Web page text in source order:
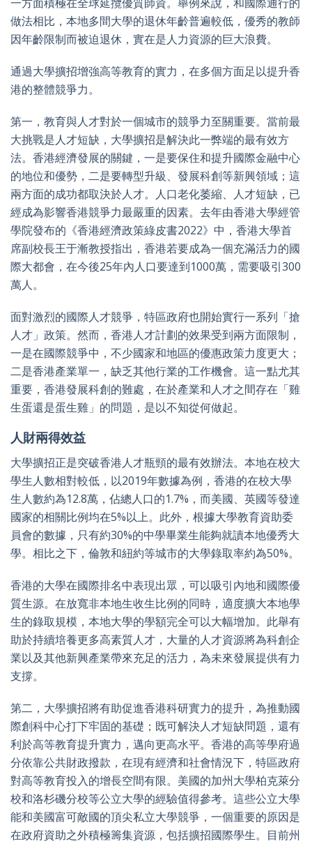
做法相比，本地多間大學的退休年齡普遍較低，優秀的教師
因年齡限制而被迫退休，實在是人力資源的巨大浪費。
通過大學擴招增強高等教育的實力，在多個方面足以提升香
港的整體競爭力。
第一，教育與人才對於一個城市的競爭力至關重要。當前最
大挑戰是人才短缺，大學擴招是解決此一弊端的最有效方
法。香港經濟發展的關鍵，一是要保住和提升國際金融中心
的地位和優勢，二是要轉型升級、發展科創等新興領域；這
兩方面的成功都取決於人才。人口老化萎縮、人才短缺，已
經成為影響香港競爭力最嚴重的因素。去年由香港大學經管
學院發布的《香港經濟政策綠皮書2022》中，香港大學首
席副校長王于漸教授指出，香港若要成為一個充滿活力的國
際大都會，在今後25年內人口要達到1000萬，需要吸引300
萬人。
面對激烈的國際人才競爭，特區政府也開始實行一系列「搶
人才」政策。然而，香港人才計劃的效果受到兩方面限制，
一是在國際競爭中，不少國家和地區的優惠政策力度更大；
二是香港產業單一，缺乏其他行業的工作機會。這一點尤其
重要，香港發展科創的難處，在於產業和人才之間存在「雞
生蛋還是蛋生雞」的問題，是以不知從何做起。
人財兩得效益
大學擴招正是突破香港人才瓶頸的最有效辦法。本地在校大
學生人數相對較低，以2019年數據為例，香港的在校大學
生人數約為12.8萬，佔總人口的1.7%，而美國、英國等發達
國家的相關比例均在5%以上。此外，根據大學教育資助委
員會的數據，只有約30%的中學畢業生能夠就讀本地優秀大
學。相比之下，倫敦和紐約等城市的大學錄取率約為50%。
香港的大學在國際排名中表現出眾，可以吸引內地和國際優
質生源。在放寬非本地生收生比例的同時，適度擴大本地學
生的錄取規模，本地大學的學額完全可以大幅增加。此舉有
助於持續培養更多高素質人才，大量的人才資源將為科創企
業以及其他新興產業帶來充足的活力，為未來發展提供有力
支撐。
第二，大學擴招將有助促進香港科研實力的提升，為推動國
際創科中心打下牢固的基礎；既可解決人才短缺問題，還有
利於高等教育提升實力，邁向更高水平。香港的高等學府過
分依靠公共財政撥款，在現有經濟和社會情況下，特區政府
對高等教育投入的增長空間有限。美國的加州大學柏克萊分
校和洛杉磯分校等公立大學的經驗值得參考。這些公立大學
能和美國富可敵國的頂尖私立大學競爭，一個重要的原因是
在政府資助之外積極籌集資源，包括擴招國際學生。目前州